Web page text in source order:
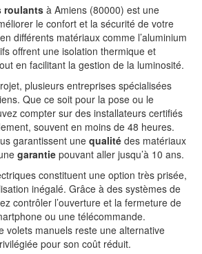
roulantsà Amiens (80000) est une
le confort et la sécurité de votre
différents matériaux comme l’aluminium
offrent une isolation thermique et
en facilitant la gestion de la luminosité.
plusieurs entreprises spécialisées
Que ce soit pour la pose ou le
compter sur des installateurs certifiés
souvent en moins de 48 heures.
garantissent une qualité des matériaux
garantie pouvant aller jusqu’à 10 ans.
constituent une option très prisée,
inégalé. Grâce à des systèmes de
contrôler l’ouverture et la fermeture de
ou une télécommande.
volets manuels reste une alternative
pour son coût réduit.